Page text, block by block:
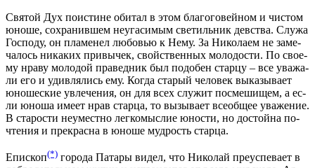
Свя­той Дух по­ис­ти­не оби­тал в этом бла­го­го­вей­ном и чи­стом
юно­ше, со­хра­нив­шем неуга­си­мым све­тиль­ник дев­ства. Слу­жа
Гос­по­ду, он пла­ме­нел лю­бо­вью к Нему. За Ни­ко­ла­ем не за­ме­
ча­лось ни­ка­ких при­вы­чек, свой­ствен­ных мо­ло­до­сти. По сво­е­
му нра­ву мо­ло­дой пра­вед­ник был по­до­бен стар­цу – все ува­жа­
ли его и удив­ля­лись ему. Ко­гда ста­рый че­ло­век вы­ка­зы­ва­ет
юно­ше­ские увле­че­ния, он для всех слу­жит по­сме­ши­щем, а ес­
ли юно­ша име­ет нрав стар­ца, то вы­зы­ва­ет все­об­щее ува­же­ние.
В ста­ро­сти неумест­но лег­ко­мыс­лие юно­сти, но до­стой­на по­
чте­ния и пре­крас­на в юно­ше муд­рость стар­ца.
Епи­скоп(*) го­ро­да Па­та­ры ви­дел, что Ни­ко­лай пре­успе­ва­ет в